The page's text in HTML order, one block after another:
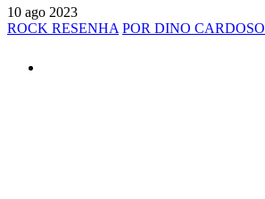
10 ago 2023
ROCK RESENHA POR DINO CARDOSO